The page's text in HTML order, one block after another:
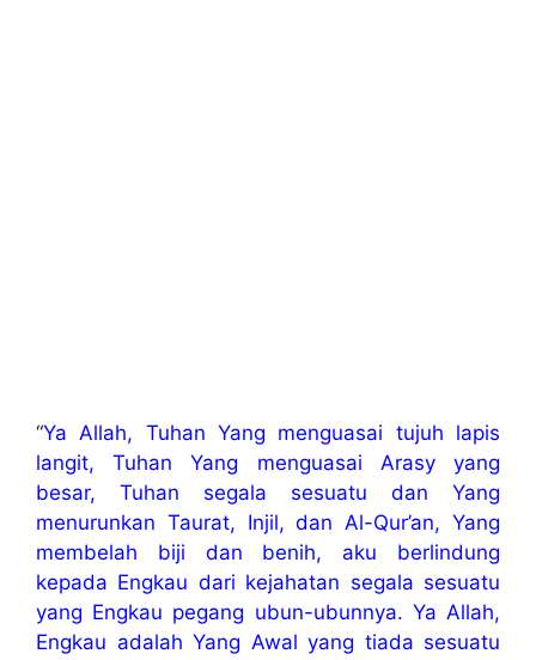
“Ya Allah, Tuhan Yang menguasai tujuh lapis
langit, Tuhan Yang menguasai Arasy yang
besar, Tuhan segala sesuatu dan Yang
menurunkan Taurat, Injil, dan Al-Qur’an, Yang
membelah biji dan benih, aku berlindung
kepada Engkau dari kejahatan segala sesuatu
yang Engkau pegang ubun-ubunnya. Ya Allah,
Engkau adalah Yang Awal yang tiada sesuatu